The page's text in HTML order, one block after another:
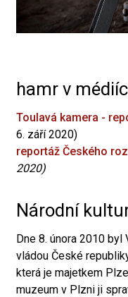
hamr v
Toulavá kamera -
6. září 2020)
reportáž Českého
2020)
Národní
Dne 8. února 2010 byl
vládou České
která je majetkem
muzeum v Plzni ji